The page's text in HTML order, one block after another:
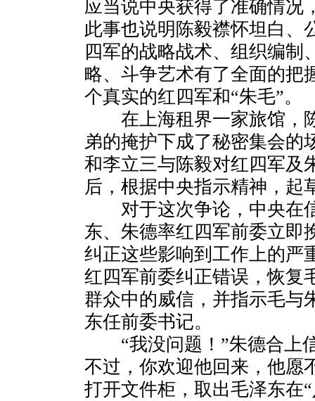
应当说中央获得了准确情况
此事也说明陈毅襟怀坦白、
四军的战略战术、组织编制
略、斗争艺术有了全面的把
个真实的红四军和“朱毛”。
在上海租界一家旅馆，
弟的掩护下成了秘密集会的
和李立三与陈毅对红四军及
后，根据中央指示精神，起
对于这次争论，中央在
东、朱德率红四军前委立
纠正这些影响到工作上的严
红四军前委纠正错误，恢复
群众中的威信，并指示毛与
东任前委书记。
“我没问题！”朱德合上
不过，你欢迎他回来，他愿
打开文件柜，取出毛泽东在